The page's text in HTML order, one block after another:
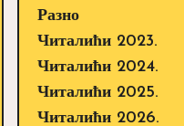
Разно
Читалићи 2023.
Читалићи 2024.
Читалићи 2025.
Читалићи 2026.